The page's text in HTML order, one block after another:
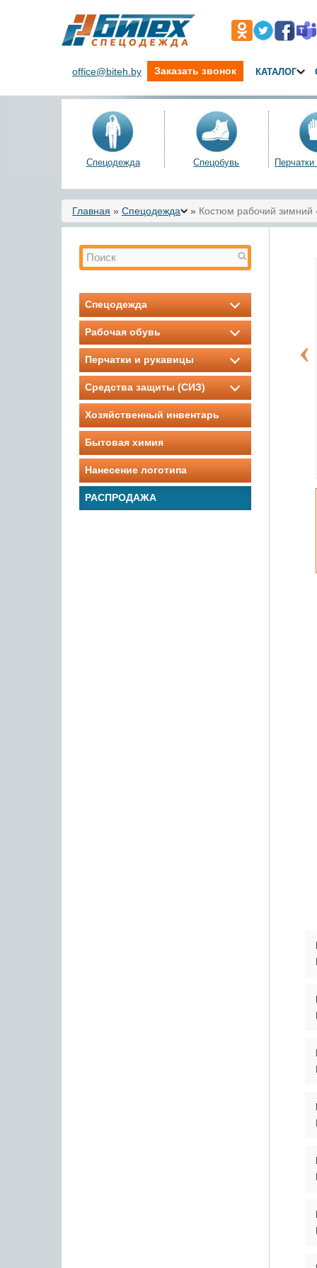
office@biteh.by Заказать звонок КАТАЛОГ
Спецодежда Спецобувь
Вы здесь
Главная » Спецодежда » Костюм рабочий зимний
Форма поиска
Поиск
Спецодежда
Рабочая обувь
Перчатки и рукавицы
Средства защиты (СИЗ)
Хозяйственный инвентарь
Бытовая химия
Нанесение логотипа
РАСПРОДАЖА